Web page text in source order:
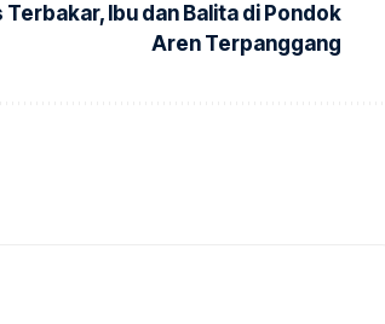
Terbakar, Ibu dan Balita di Pondok
Aren Terpanggang